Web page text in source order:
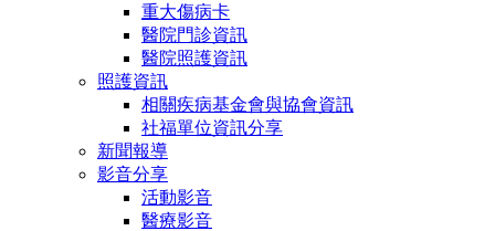
重大傷病卡
醫院門診資訊
醫院照護資訊
照護資訊
相關疾病基金會與協會資訊
社福單位資訊分享
新聞報導
影音分享
活動影音
醫療影音